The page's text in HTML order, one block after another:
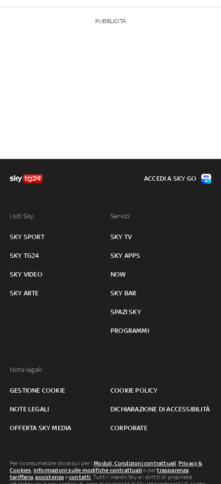
PUBBLICITÀ
I siti Sky:
SKY SPORT
SKY TG24
SKY VIDEO
SKY ARTE
Servizi:
SKY TV
SKY APPS
NOW
SKY BAR
SPAZI SKY
PROGRAMMI
Note legali:
GESTIONE COOKIE COOKIE POLICY
NOTE LEGALI DICHIARAZIONE DI ACCESSIBILITÀ
OFFERTA SKY MEDIA CORPORATE
ACCEDI A SKY GO
Per il consumatore clicca qui per iModuli, Condizioni contrattuali, Privacy &
Cookies, informazioni sulle modifiche contrattuali o pertrasparenza
tariffaria,assistenza econtatti. Tutti i marchi Sky e i diritti di proprietà